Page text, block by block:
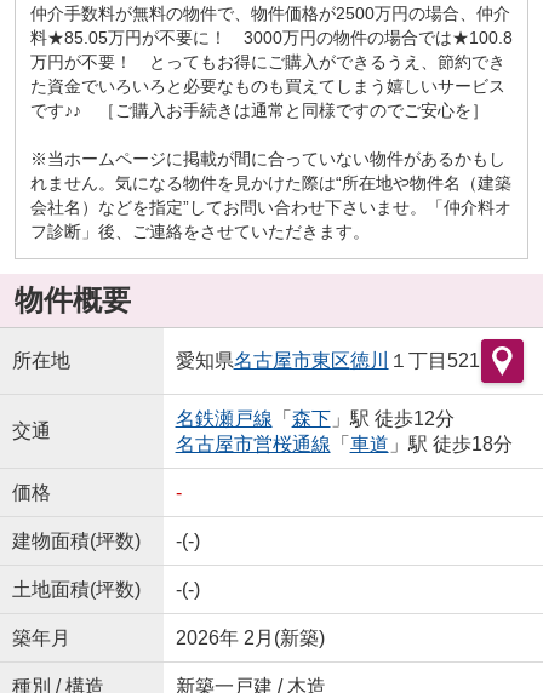
仲介手数料が無料の物件で、物件価格が2500万円の場合、仲介
料★85.05万円が不要に！ 3000万円の物件の場合では★100.8
万円が不要！ とってもお得にご購入ができるうえ、節約でき
た資金でいろいろと必要なものも買えてしまう嬉しいサービス
です♪♪ ［ご購入お手続きは通常と同様ですのでご安心を］
※当ホームページに掲載が間に合っていない物件があるかもし
れません。気になる物件を見かけた際は“所在地や物件名（建築
会社名）などを指定”してお問い合わせ下さいませ。「仲介料オ
フ診断」後、ご連絡をさせていただきます。
物件概要
所在地 愛知県名古屋市東区徳川 １丁目521
交通
名鉄瀬戸線 「 森下」駅 徒歩12分
名古屋市営桜通線 「 車道 」駅 徒歩18分
価格 -
建物面積(坪数) -(-)
土地面積(坪数) -(-)
築年月 2026年 2月(新築)
種別 / 構造 新築一戸建 / 木造